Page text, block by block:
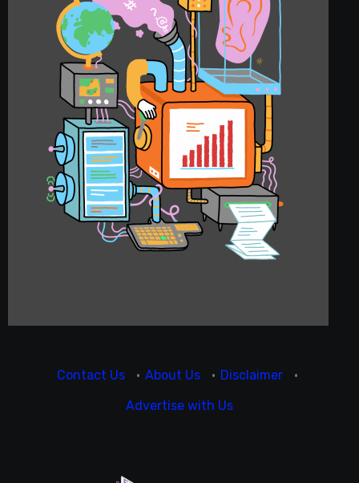
Contact Us · About Us · Disclaimer
·
Advertise with Us